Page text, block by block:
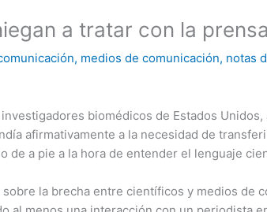
a tratar con la
, medios de comunicación, notas
biomédicos de Estados Unidos,
afirmativamente a la necesidad de
de a pie a la hora de entender el lenguaje
la brecha entre científicos y medios de